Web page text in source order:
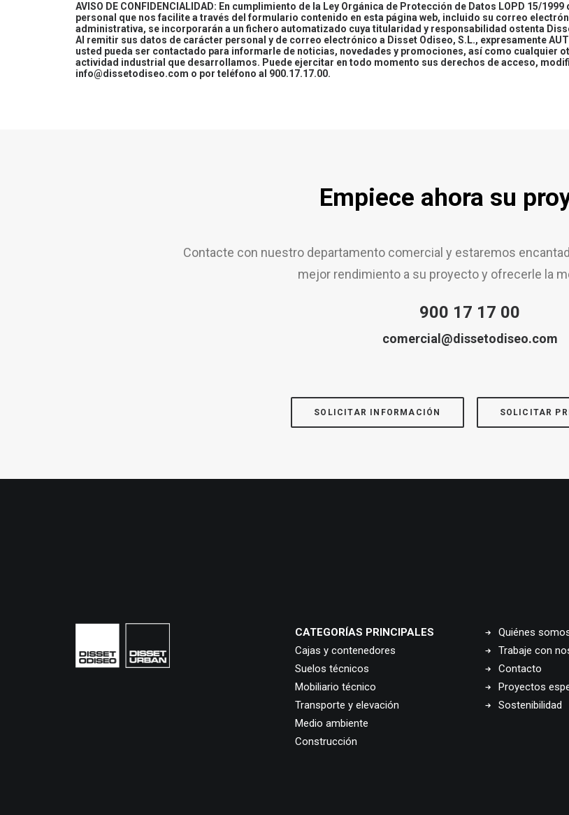
AVISO DE CONFIDENCIALIDAD: En cumplimiento de la Ley Orgánica de Protección de Datos LOPD 15/
personal que nos facilite a través del formulario contenido en esta página web, incluido su correo
administrativa, se incorporarán a un fichero automatizado cuya titularidad y responsabilidad ostenta
Al remitir sus datos de carácter personal y de correo electrónico a Disset Odiseo, S.L., expresamente
usted pueda ser contactado para informarle de noticias, novedades y promociones, así como cualquier
actividad industrial que desarrollamos. Puede ejercitar en todo momento sus derechos de acceso,
info@dissetodiseo.com o por teléfono al 900.17.17.00.
Empiece ahora su
Contacte con nuestro departamento comercial y estaremos
mejor rendimiento a su proyecto y ofrecerle la
900 17 17 00
comercial@dissetodiseo.com
SOLICITAR INFORMACIÓN SOLICITAR
CATEGORÍAS PRINCIPALES
Cajas y contenedores
Suelos técnicos
Mobiliario técnico
Transporte y elevación
Medio ambiente
Construcción
Quiénes
Trabaje con
Contacto
Proyectos
Sostenibilidad